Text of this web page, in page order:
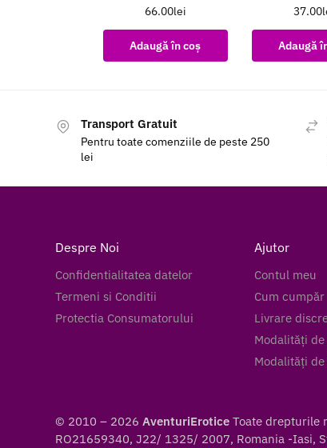
66.00lei
Adaugă în coș
37.00
Adaugă
Transport Gratuit
Pentru toate comenziile de peste 250
lei
Despre Noi
Confidentialitatea datelor
Termeni si Conditii
Protectia Consumatorului
Ajutor
Contul meu
Cum cumpăr
Livrare
Modalități
Modalități
© 2010 – 2026 AventuriEroticeToate drepturile
RO21659340, J22/ 1325/ 2007, Romania -Iasi,